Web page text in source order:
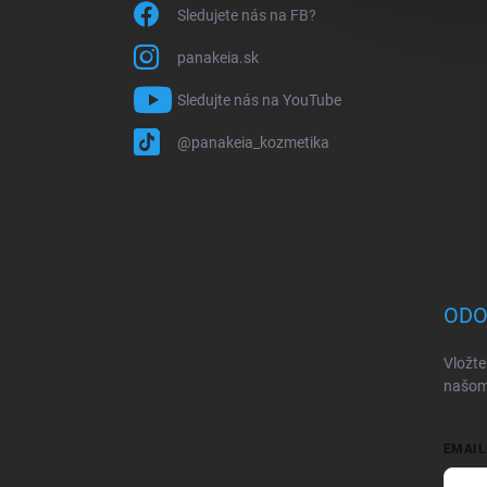
Sledujete nás na FB?
panakeia.sk
Sledujte nás na YouTube
@panakeia_kozmetika
EMAIL